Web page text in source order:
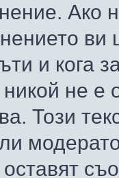
Ако
ви
и кога
не е
Този